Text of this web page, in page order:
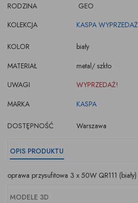
RODZINA
GEO
KOLEKCJA
KASPA WYPRZEDAŻ
KOLOR
biały
MATERIAŁ
metal/ szkło
UWAGI
WYPRZEDAŻ!
MARKA
KASPA
DOSTĘPNOŚĆ Warszawa
OPIS PRODUKTU
oprawa przysufitowa 3 x 50W QR111 (biały)
MODELE 3D